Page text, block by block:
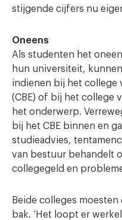
stijgende cijfers nu
Oneens
Als studenten het
hun universiteit,
indienen bij het college
(CBE) of bij het college
het onderwerp.
bij het CBE binnen en
studieadvies,
van bestuur behandelt
collegegeld en
Beide colleges
bak. ‘Het loopt er